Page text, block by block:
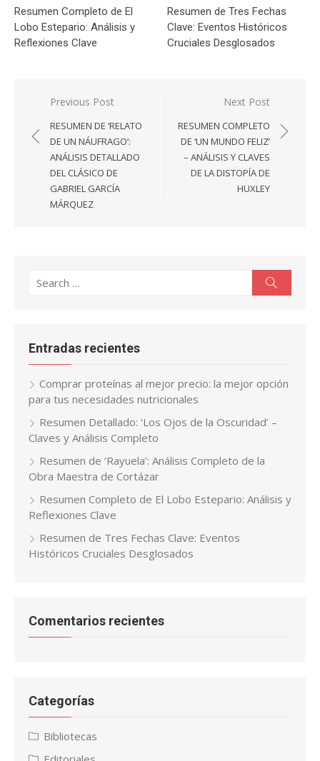
Resumen Completo de El
Lobo Estepario: Análisis y
Reflexiones Clave
Resumen de Tres Fechas
Clave: Eventos Históricos
Cruciales Desglosados
Navegación
entradas
Previous Post
RESUMEN DE ‘RELATO
DE UN NÁUFRAGO’:
ANÁLISIS DETALLADO
DEL CLÁSICO DE
GABRIEL GARCÍA
MÁRQUEZ
Next Post
RESUMEN COMPLETO
DE ‘UN MUNDO FELIZ’
– ANÁLISIS Y CLAVES
DE LA DISTOPÍA DE
HUXLEY
Search
Entradas recientes
Comprar proteínas al mejor precio: la mejor opción
para tus necesidades nutricionales
Resumen Detallado: ‘Los Ojos de la Oscuridad’ –
Claves y Análisis Completo
Resumen de ‘Rayuela’: Análisis Completo de la
Obra Maestra de Cortázar
Resumen Completo de El Lobo Estepario: Análisis y
Reflexiones Clave
Resumen de Tres Fechas Clave: Eventos
Históricos Cruciales Desglosados
Comentarios recientes
Categorías
Bibliotecas